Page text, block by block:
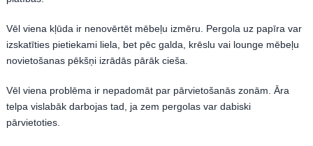
Vēl viena kļūda ir nenovērtēt mēbeļu izmēru. Pergola uz papīra var
izskatīties pietiekami liela, bet pēc galda, krēslu vai lounge mēbeļu
novietošanas pēkšņi izrādās pārāk cieša.
Vēl viena problēma ir nepadomāt par pārvietošanās zonām. Āra
telpa vislabāk darbojas tad, ja zem pergolas var dabiski
pārvietoties.